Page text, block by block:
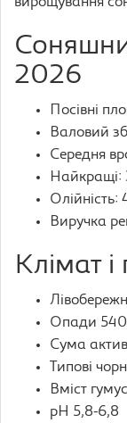
2026
Посівні
Валовий
Середня
Найкращі:
Олійність:
Виручка
Клімат і
Опади
Сума
Типові
Вміст
pH 5,8-6,8